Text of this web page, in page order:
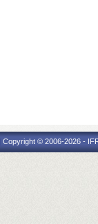
© 2006-2026 -